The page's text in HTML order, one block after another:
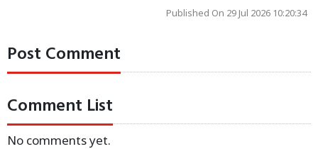
Published On 29 Jul 2026 10:20:34
Post Comment
Comment List
No comments yet.